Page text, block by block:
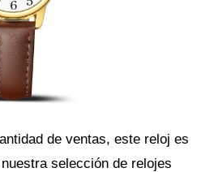
de ventas, este reloj es
selección de relojes